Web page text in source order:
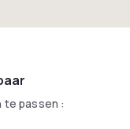
te passen :